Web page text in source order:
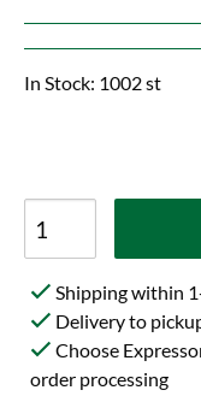
In Stock: 1002 st
Shipping within
Delivery to
Choose
order processing